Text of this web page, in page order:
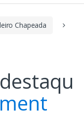
Chapeada